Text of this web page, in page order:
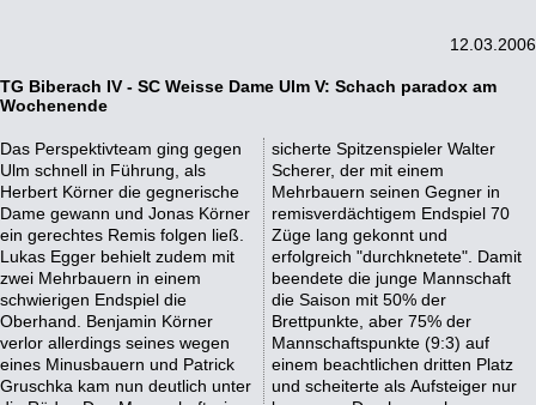
12.03.2006
TG Biberach IV - SC Weisse Dame Ulm V: Schach paradox am
Wochenende
Das Perspektivteam ging gegen
Ulm schnell in Führung, als
Herbert Körner die gegnerische
Dame gewann und Jonas Körner
ein gerechtes Remis folgen ließ.
Lukas Egger behielt zudem mit
zwei Mehrbauern in einem
schwierigen Endspiel die
Oberhand. Benjamin Körner
verlor allerdings seines wegen
eines Minusbauern und Patrick
Gruschka kam nun deutlich unter
sicherte Spitzenspieler Walter
Scherer, der mit einem
Mehrbauern seinen Gegner in
remisverdächtigem Endspiel 70
Züge lang gekonnt und
erfolgreich "durchknetete". Damit
beendete die junge Mannschaft
die Saison mit 50% der
Brettpunkte, aber 75% der
Mannschaftspunkte (9:3) auf
einem beachtlichen dritten Platz
und scheiterte als Aufsteiger nur